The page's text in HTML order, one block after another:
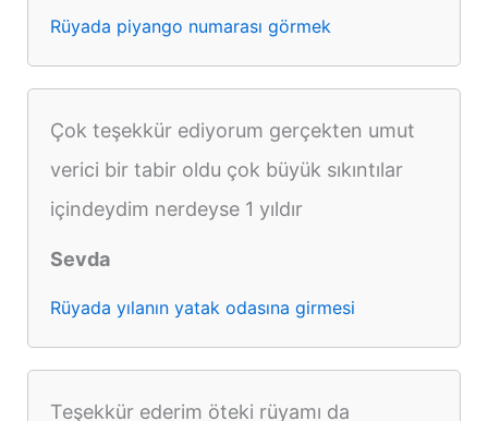
Rüyada piyango numarası görmek
Çok teşekkür ediyorum gerçekten umut
verici bir tabir oldu çok büyük sıkıntılar
içindeydim nerdeyse 1 yıldır
Sevda
Rüyada yılanın yatak odasına girmesi
Teşekkür ederim öteki rüyamı da